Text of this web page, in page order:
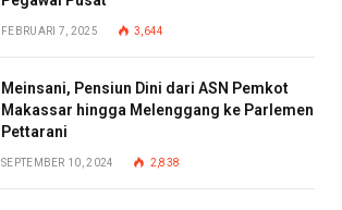
FEBRUARI 7, 2025 3,644
Meinsani, Pensiun Dini dari ASN Pemkot
Makassar hingga Melenggang ke Parlemen
Pettarani
SEPTEMBER 10, 2024 2,838